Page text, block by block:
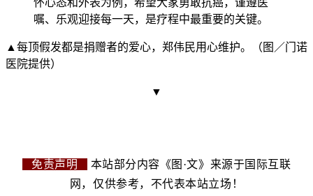
嘱、乐观迎接每一天，是疗程中最重要的关键。
▲每顶假发都是捐赠者的爱心，郑伟民用心维护。（图／门诺
医院提供）
▼
免责声明
本站部分内容《图·文》来源于国际互联
网，仅供参考，不代表本站立场！